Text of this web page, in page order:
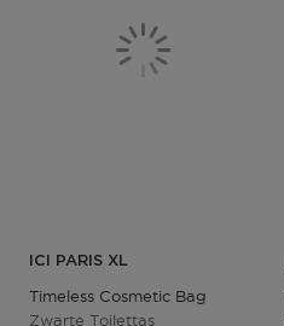
ICI PARIS XL
Timeless Cosmetic Bag
Zwarte Toilettas